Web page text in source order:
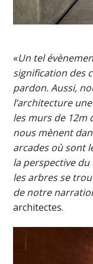
«Un tel
signification des
pardon. Aussi,
l’architecture
les murs de 12m
nous mènent
arcades où sont
la perspective du
les arbres se
de notre
architectes.